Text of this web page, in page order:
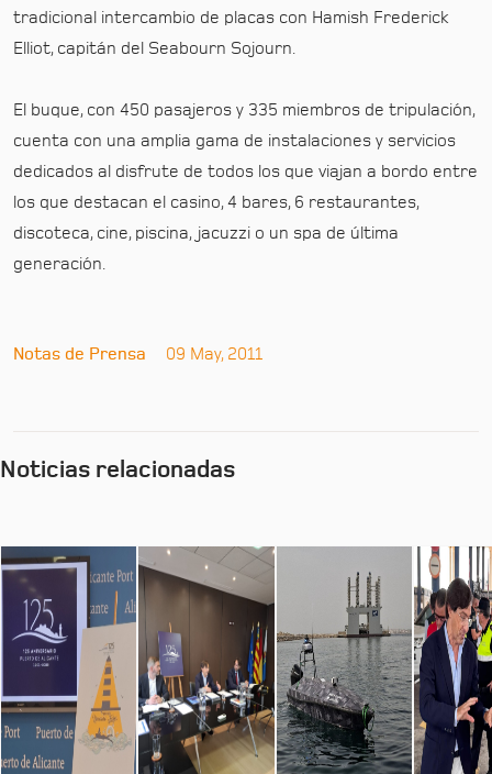
tradicional intercambio de placas con Hamish Frederick
Elliot, capitán del Seabourn Sojourn.
El buque, con 450 pasajeros y 335 miembros de tripulación,
cuenta con una amplia gama de instalaciones y servicios
dedicados al disfrute de todos los que viajan a bordo entre
los que destacan el casino, 4 bares, 6 restaurantes,
discoteca, cine, piscina, jacuzzi o un spa de última
generación.
Notas de Prensa 09 May, 2011
Noticias relacionadas